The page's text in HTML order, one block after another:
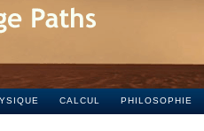
CALCUL PHILOSOPHIE